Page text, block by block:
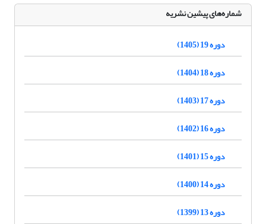
شماره‌های پیشین نشریه
دوره 19 (1405)
دوره 18 (1404)
دوره 17 (1403)
دوره 16 (1402)
دوره 15 (1401)
دوره 14 (1400)
دوره 13 (1399)